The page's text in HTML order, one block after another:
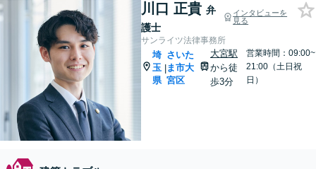
川口 正貴 弁
護士
インタビューを
見る
サンライツ法律事務所
埼
玉
県
|
さいた
ま市大
宮区
大宮駅
から徒
歩3分
営業時間：09:00~
21:00（土日祝
日）